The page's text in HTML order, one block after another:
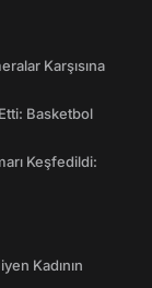
Karşısına
Basketbol
Keşfedildi:
Kadının